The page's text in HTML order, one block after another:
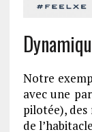
Notre
avec une
pilotée),
de